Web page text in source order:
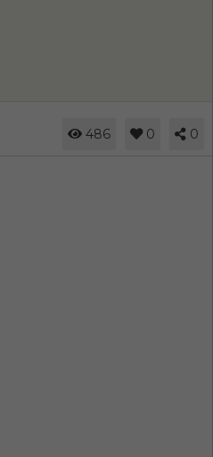
486 0 0